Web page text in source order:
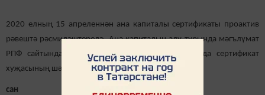
2020 елның 15 апреленнән ана капиталы сертификаты проактив
рәвештә рәсмиләштерелә. Ана капиталын алу турында мәгълүмат
РПФ сайтында яки дәүләт хезмәтләре порталында сертификат
хуҗасының шәхси кабинетына җибәрелә.
сан